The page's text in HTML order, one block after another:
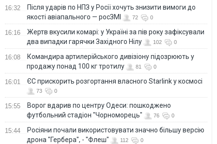
16:32
Після ударів по НПЗ у Росії хочуть знизити вимоги до
якості авіапального — росЗМІ
72 0
16:16
Жертв вкусили комарі: у Україні за пів року зафіксували
два випадки гарячки Західного Нілу
102 0
16:08
Командира артилерійського дивізіону підозрюють у
продажу понад 100 кг тротилу
81 0
16:01 ЄС прискорить розгортання власного Starlink у космосі
73 0
15:55
Ворог вдарив по центру Одеси: пошкоджено
футбольний стадіон "Чорноморець"
76 0
15:44
Росіяни почали використовувати значно більшу версію
дрона "Гербера", - "Флеш"
112 0